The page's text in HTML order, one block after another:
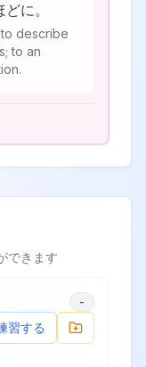
に。
describe
to an
できます
-
習する